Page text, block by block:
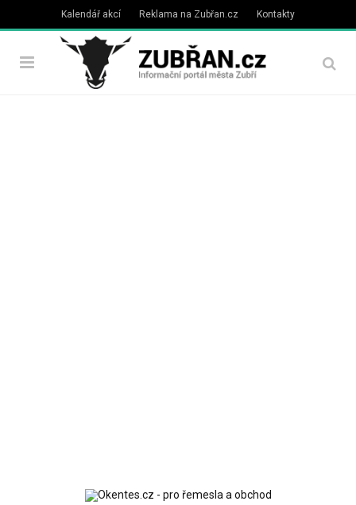
Kalendář akcí Reklama na Zubřan.cz Kontakty